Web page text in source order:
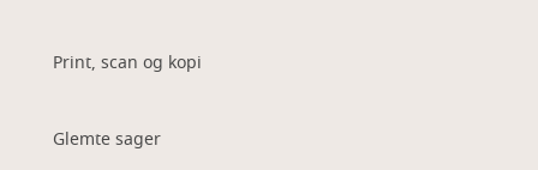
Print, scan og kopi
Glemte sager